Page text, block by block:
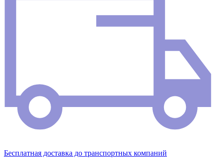
Бесплатная доставка до транспортных компаний